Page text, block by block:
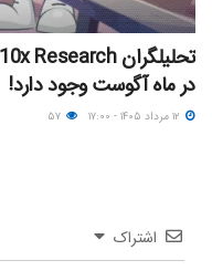
در ماه آگوست وجود دارد!
اشتراک